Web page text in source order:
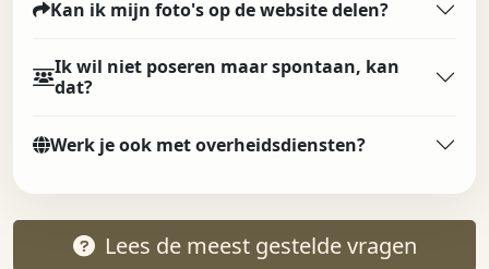
Kan ik mijn foto's op de website delen?
Ik wil niet poseren maar spontaan, kan
dat?
Werk je ook met overheidsdiensten?
Lees de meest gestelde vragen